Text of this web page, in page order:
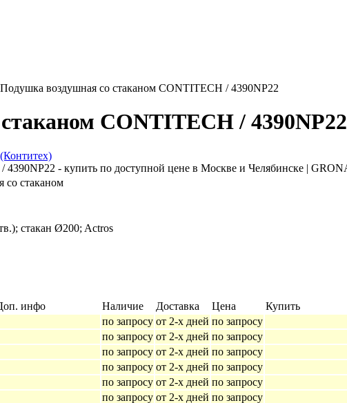
Подушка воздушная со стаканом CONTITECH / 4390NP22
CONTITECH / 4390NP22
со стаканом
стакан Ø200; Actros
инфо Наличие Доставка Цена
Купить
по запросу от 2-х дней по запросу
по запросу от 2-х дней по запросу
по запросу от 2-х дней по запросу
по запросу от 2-х дней по запросу
по запросу от 2-х дней по запросу
по запросу от 2-х дней по запросу